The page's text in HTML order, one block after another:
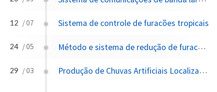
12 / 07 Sistema de controle de furacões tropicais
24 / 05 Método e sistema de redução de furacões
29 / 03 Produção de Chuvas Artificiais Localizadas em Nuvens Estratosféricas Polares, para Promover uma Lavagem de Chuva no Gás CIO, Reduzir a Destruição da Camada de Ozônio...(truncado 22066 caracteres)...